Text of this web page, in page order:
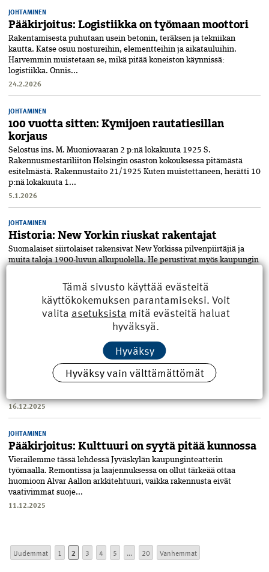
JOHTAMINEN
Pääkirjoitus: Logistiikka on työmaan moottori
Rakentamisesta puhutaan usein betonin, teräksen ja tekniikan
kautta. Katse osuu nostureihin, elementteihin ja aikatauluihin.
Harvemmin muistetaan se, mikä pitää koneiston käynnissä:
logistiikka. Onnis...
24.2.2026
JOHTAMINEN
100 vuotta sitten: Kymijoen rautatiesillan
korjaus
Selostus ins. M. Muoniovaaran 2 p:nä lokakuuta 1925 S.
Rakennusmestariliiton Helsingin osaston kokouksessa pitämästä
esitelmästä. Rakennustaito 21/1925 Kuten muistettaneen, herätti 10
p:nä lokakuuta 1...
5.1.2026
JOHTAMINEN
Historia: New Yorkin riuskat rakentajat
Suomalaiset siirtolaiset rakensivat New Yorkissa pilvenpiirtäjiä ja
muita taloja 1900-luvun alkupuolella. He perustivat myös kaupungin
Kolumni: Kiertotalouden pitää olla
rakentamisen uusi normaali
Rakennus- ja kiinteistöala käyttää vuosittain noin puolet maailman
raaka-aineista ja aiheuttaa yli kolmanneksen
kasvihuonekaasupäästöistä. Silti EU:n kierrätystavoite – 70
16.12.2025
JOHTAMINEN
Pääkirjoitus: Kulttuuri on syytä pitää kunnossa
Vierailemme tässä lehdessä Jyväs­kylän kaupunginteatterin
työmaalla. Remontissa ja laajennuksessa on ollut tärkeää ottaa
huomioon Alvar Aallon arkki­tehtuuri, vaikka rakennusta eivät
vaativimmat suoje...
11.12.2025
Uudemmat 1 2 3 4 5 ... 20 Vanhemmat
Tämä sivusto käyttää evästeitä
käyttökokemuksen parantamiseksi. Voit
valita asetuksista mitä evästeitä haluat
hyväksyä.
Hyväksy
Hyväksy vain välttämättömät